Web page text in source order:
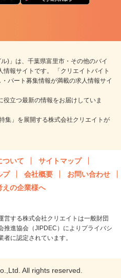
)」は、千葉県富里市・その他のバイ
情報サイトです。 「クリエイトバイト
パート募集情報が満載の求人情報サイ
立つ最新の情報をお届けしていま
集」を展開する株式会社クリエイトが
ついて
サイトマップ
プ 会社概要
お問い合わせ
えの企業様へ
営する株式会社クリエイトは一般財団
推進協会（JIPDEC）によりプライバシ
者に認定されています。
All rights reserved.